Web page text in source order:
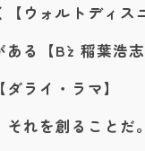
ウォルトディス
る【B`z 稲葉浩志
ライ・ラマ】
れを創ることだ